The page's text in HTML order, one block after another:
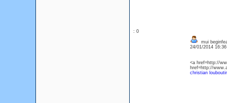
: 0
mui
24/01/2014
<a href=http://
href=http://
christian